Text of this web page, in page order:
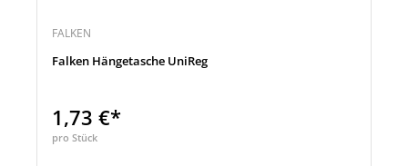
FALKEN
Falken Hängetasche UniReg
1,73 €*
pro Stück